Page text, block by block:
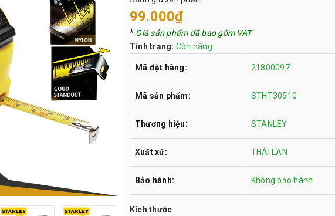
99.000₫
* Giá sản phẩm đã bao gồm VAT
Tình trạng: Còn hàng
Mã đặt hàng: 21800097
Mã sản phẩm: STHT30510
Thương hiệu: STANLEY
Xuất xứ: THÁI LAN
Bảo hành: Không bảo hành
Kích thước